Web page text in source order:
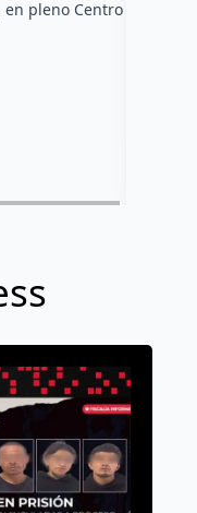
pleno Centro